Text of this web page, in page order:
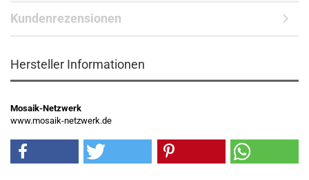
Kundenrezensionen
Hersteller Informationen
Mosaik-Netzwerk
www.mosaik-netzwerk.de